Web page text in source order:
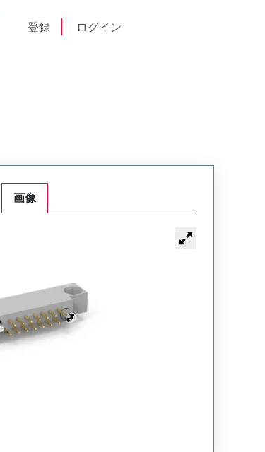
登録 ログイン
画像